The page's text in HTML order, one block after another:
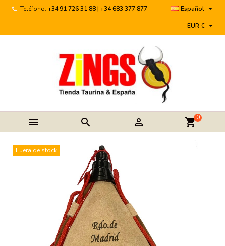
Teléfono: +34 91 726 31 88 | +34 683 377 877 Español 
EUR € 
   shopping_cart0
Fuera de stock